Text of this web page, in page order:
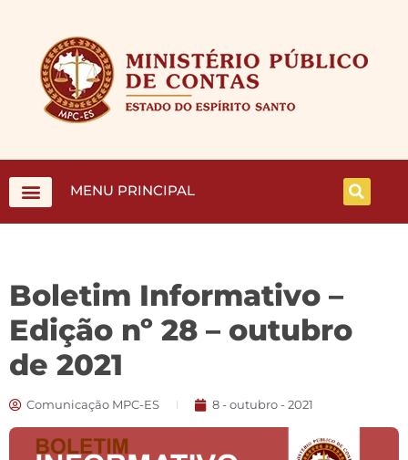
MENU PRINCIPAL
Boletim Informativo –
Edição nº 28 – outubro
de 2021
Comunicação MPC-ES 8 - outubro - 2021